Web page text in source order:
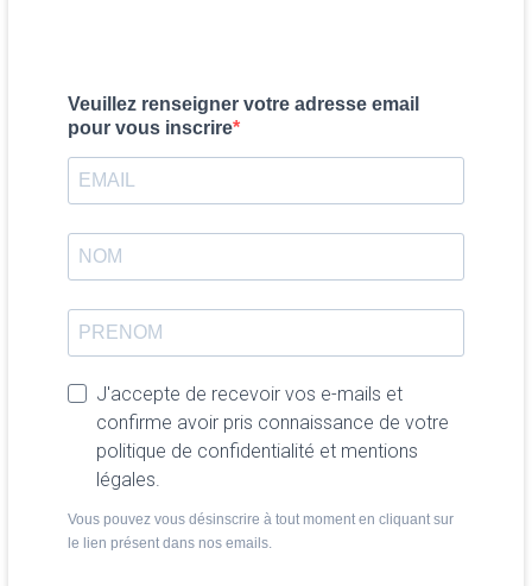
Veuillez renseigner votre adresse email
pour vous inscrire
J'accepte de recevoir vos e-mails et
confirme avoir pris connaissance de votre
politique de confidentialité et mentions
légales.
Vous pouvez vous désinscrire à tout moment en cliquant sur
le lien présent dans nos emails.